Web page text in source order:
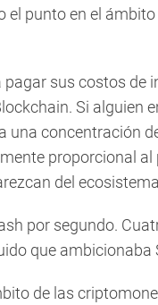
punto en el
sus costos de
Si alguien
concentración
proporcional
del
por segundo.
que
de las